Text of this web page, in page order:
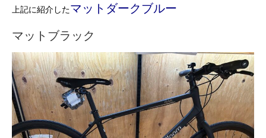
上記に紹介したマットダークブルー
マットブラック